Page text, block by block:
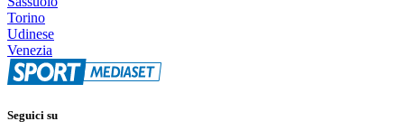
Torino
Udinese
Venezia
Seguici su